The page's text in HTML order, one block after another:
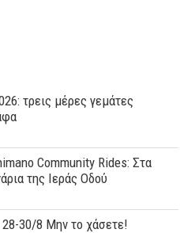
τρεις μέρες γεμάτες
Community Rides: Στα
της Ιεράς Οδού
30/8 Μην το χάσετε!